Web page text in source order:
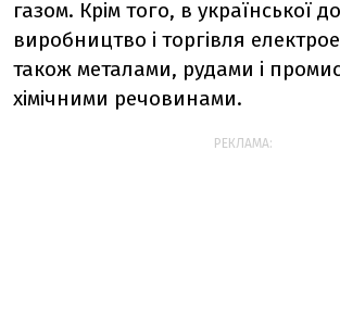
газом. Крім того, в української
виробництво і торгівля
також металами, рудами і
хімічними речовинами.
РЕКЛАМА: